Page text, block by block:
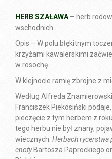
HERB SZAŁAWA – herb
wschodnich.
Opis – W polu błękitnym
krzyżami kawalerskimi
w rosochę.
W klejnocie ramię zbrojne z
Według Alfreda
Franciszek Piekosiński
pieczęcie z tym herbem z
tego herbu nie był znany,
wiecznych: Herbach rycerstwa
cnotyBartosza Paprockiego